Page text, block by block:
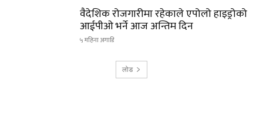
वैदेशिक रोजगारीमा रहेकाले एपोलो हाइड्रोको
आईपीओ भर्ने आज अन्तिम दिन
५ महिना अगाडि
लोड